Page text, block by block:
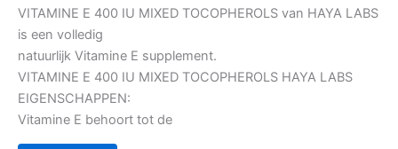
VITAMINE E 400 IU MIXED TOCOPHEROLS van HAYA LABS
is een volledig
natuurlijk Vitamine E supplement.
VITAMINE E 400 IU MIXED TOCOPHEROLS HAYA LABS
EIGENSCHAPPEN:
Vitamine E behoort tot de